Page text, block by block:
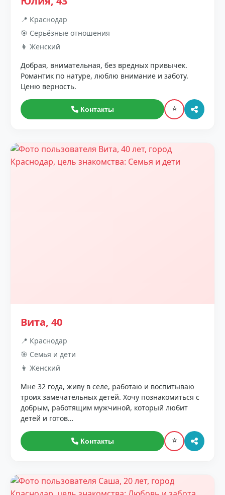
📍 Краснодар
🎯 Серьёзные отношения
👩 Женский
Добрая, внимательная, без вредных привычек.
Романтик по натуре, люблю внимание и заботу.
Ценю верность.
Контакты ⭐
Вита, 40
📍 Краснодар
🎯 Семья и дети
👩 Женский
Мне 32 года, живу в селе, работаю и воспитываю
троих замечательных детей. Хочу познакомиться с
добрым, работящим мужчиной, который любит
детей и готов…
Контакты ⭐